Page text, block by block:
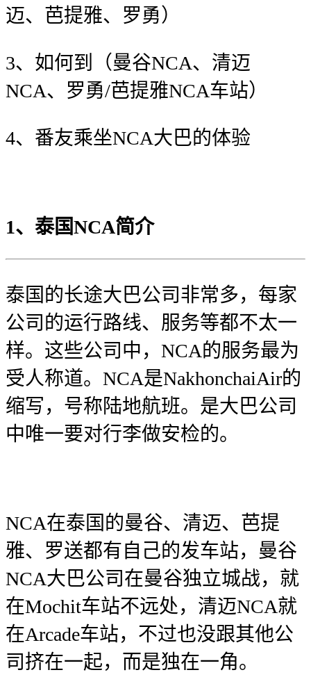
迈、芭提雅、罗勇）
3、如何到（曼谷NCA、清迈
NCA、罗勇/芭提雅NCA车站）
4、番友乘坐NCA大巴的体验
1、泰国NCA简介
泰国的长途大巴公司非常多，每家
公司的运行路线、服务等都不太一
样。这些公司中，NCA的服务最为
受人称道。NCA是NakhonchaiAir的
缩写，号称陆地航班。是大巴公司
中唯一要对行李做安检的。
NCA在泰国的曼谷、清迈、芭提
雅、罗送都有自己的发车站，曼谷
NCA大巴公司在曼谷独立城战，就
在Mochit车站不远处，清迈NCA就
在Arcade车站，不过也没跟其他公
司挤在一起，而是独在一角。